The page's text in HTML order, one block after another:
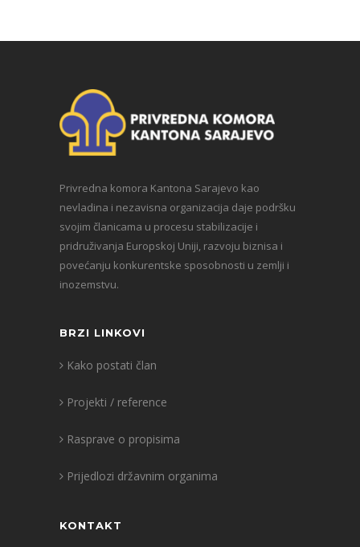
Privredna komora Kantona Sarajevo kao
nevladina i nezavisna organizacija daje podršku
svojim članicama u procesu stabilizacije i
pridruživanja Europskoj Uniji, razvoju biznisa i
povećanju konkurentske sposobnosti u zemlji i
inozemstvu.
BRZI LINKOVI
Kako postati član
Projekti / reference
Rasprave o propisima
Prijedlozi državnim organima
KONTAKT